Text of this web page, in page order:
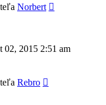
Norbert
02, 2015 2:51 am
Rebro